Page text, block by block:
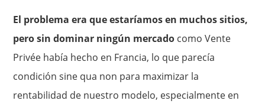
El problema era que estaríamos en muchos sitios,
pero sin dominar ningún mercado como Vente
Privée había hecho en Francia, lo que parecía
condición sine qua non para maximizar la
rentabilidad de nuestro modelo, especialmente en